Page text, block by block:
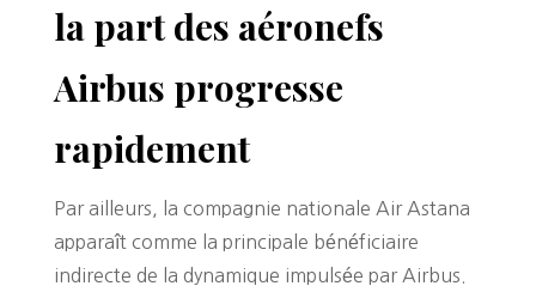
la part des aéronefs
Airbus progresse
rapidement
Par ailleurs, la compagnie nationale Air Astana
apparaît comme la principale bénéficiaire
indirecte de la dynamique impulsée par Airbus.